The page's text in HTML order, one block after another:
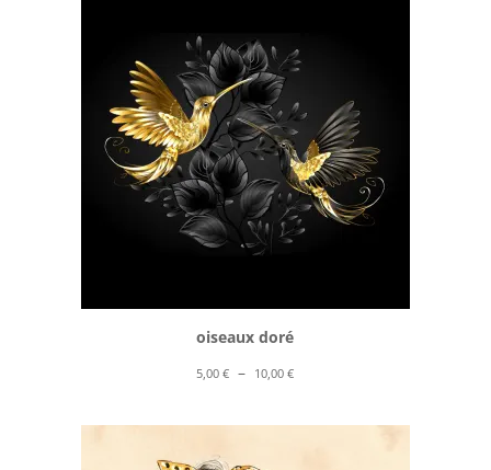
10,00 €
oiseaux doré
5,00€ – 10,00€Plage
prix :